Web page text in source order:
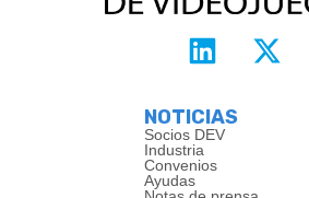
NOTICIAS
Socios DEV
Industria
Convenios
Ayudas